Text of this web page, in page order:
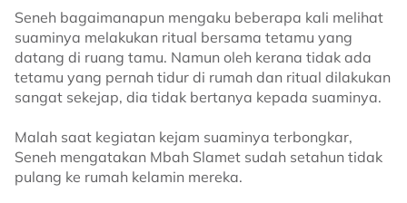
Seneh bagaimanapun mengaku beberapa kali melihat
suaminya melakukan ritual bersama tetamu yang
datang di ruang tamu. Namun oleh kerana tidak ada
tetamu yang pernah tidur di rumah dan ritual dilakukan
sangat sekejap, dia tidak bertanya kepada suaminya.
Malah saat kegiatan kejam suaminya terbongkar,
Seneh mengatakan Mbah Slamet sudah setahun tidak
pulang ke rumah kelamin mereka.